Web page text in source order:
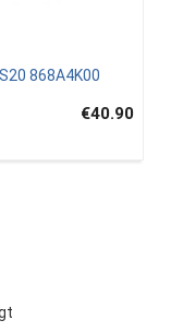
868A4K00
€40.90